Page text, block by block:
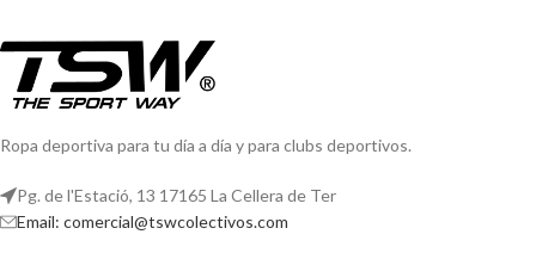
Ropa deportiva para tu día a día y para clubs deportivos.
Pg. de l'Estació, 13 17165 La Cellera de Ter
Email: comercial@tswcolectivos.com